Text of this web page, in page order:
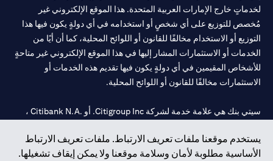
يستخدم موقعنا ملفات تعريف الارتباط. ملفات تعريف الارتباط
الأساسية مطلوبة لأمان وسلامة موقعنا ولا يمكن إيقاف تشغيلها.
لخدماتٍ خارج الإمارات العربية المتحدة. هذا الموقع الإلكتروني غير
مُخصص للتوزيع على أي شخصٍ أو استخدامه في أي دولةٍ يكون فيها هذا
التوزيع أو الاستخدام مخالفًا للقانون أو اللوائح المحلية، كما أن أيًا من
الخدمات أو الاستثمارات المشار إليها في هذا الموقع الإلكتروني غير متاحةٍ
للأشخاص المقيمين في أي دولةٍ يكون فيها تقديم هذه الخدمات أو
الاستثمارات مخالفًا للقانون أو اللوائح المحلية.
سيتي بنك هي علامة خدمة لشركة Citigroup Inc. أو .Citibank N.A ،
سيتي بنك إن. إيه. الإمارات مسجل لدى مصرف الإمارات المركزي تحت